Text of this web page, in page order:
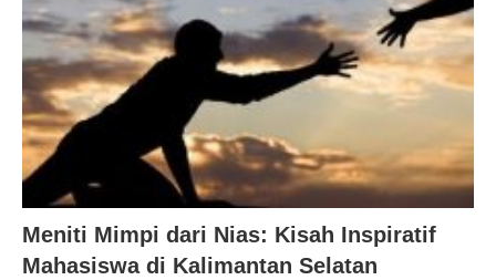
Meniti Mimpi dari Nias: Kisah Inspiratif
Mahasiswa di Kalimantan Selatan